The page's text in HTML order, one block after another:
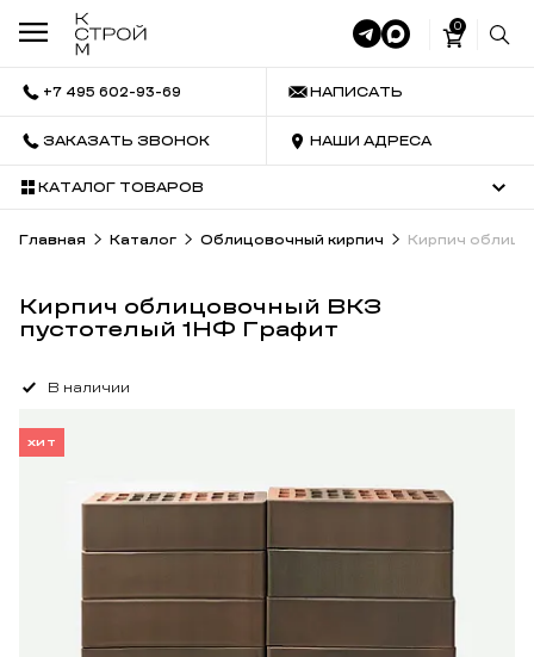
0
+7 495 602-93-69 НАПИСАТЬ
ЗАКАЗАТЬ ЗВОНОК НАШИ АДРЕСА
КАТАЛОГ ТОВАРОВ
Главная Каталог Облицовочный кирпич Кирпич
Кирпич облицовочный ВКЗ
пустотелый 1НФ Графит
В наличии
ХИТ